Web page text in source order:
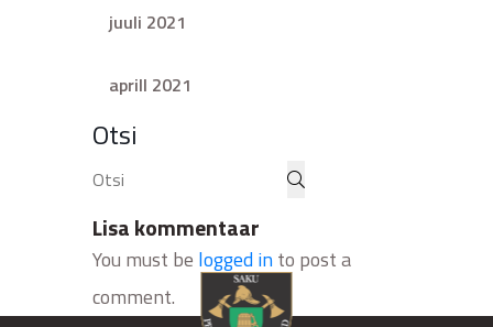
juuli 2021
aprill 2021
Otsi
Lisa kommentaar
You must be logged into post a
comment.